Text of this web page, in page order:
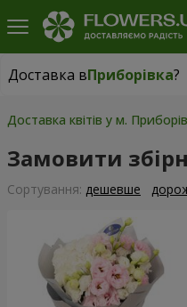
Доставка вПриборівка?
Доставка вПриборівка|
Доставка квітів у м.
Замовити
Сортування: дешевше